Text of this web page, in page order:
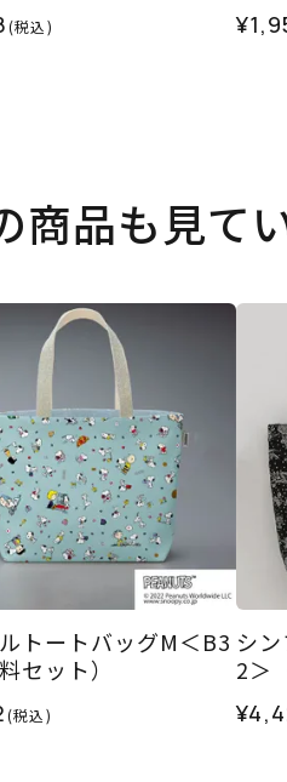
(税込)
商品も見て
トートバッグM＜B3
セット）
(税込)
シ
2＞